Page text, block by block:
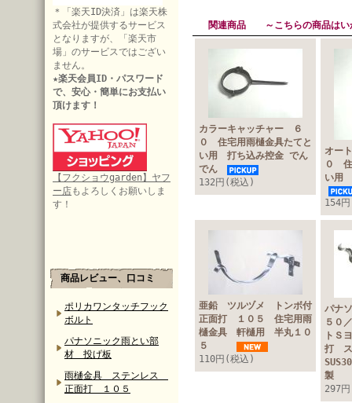
＊「楽天ID決済」は楽天株
式会社が提供するサービス
となりますが、「楽天市
場」のサービスではござい
ません。
★楽天会員ID・パスワード
で、安心・簡単にお支払い
頂けます！
【フクショウgarden】ヤフ
ー店もよろしくお願いしま
す！
商品レビュー、口コミ
ポリカワンタッチフック
ボルト
パナソニック雨とい部
材 投げ板
雨樋金具 ステンレス
正面打 １０５
関連商品 ～こちらの商品はい
カラーキャッチャー ６
０ 住宅用雨樋金具たてと
い用 打ち込み控金 でん
でん
132円(税込)
オー
０ 住
い用
154
亜鉛 ツルヅメ トンボ付
正面打 １０５ 住宅用雨
樋金具 軒樋用 半丸１０
５
110円(税込)
パナ
５０
トＳ
打 ス
297